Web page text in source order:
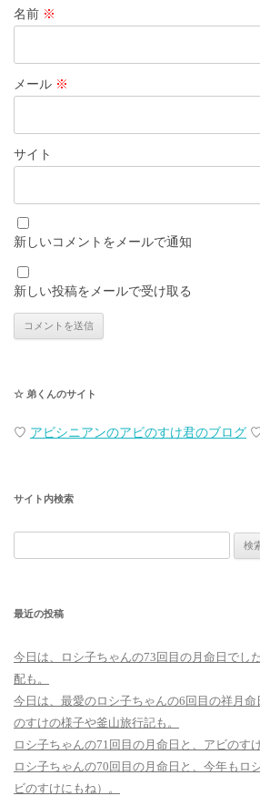
名前 ※
メール ※
サイト
新しいコメントをメールで通知
新しい投稿をメールで受け取る
☆ 弟くんのサイト
♡ アビシニアンのアビのすけ君のブログ
サイト内検索
索:
最近の投稿
今日は、ロシ子ちゃんの73回目の月命日でし
配も。
今日は、最愛のロシ子ちゃんの6回目の祥月
のすけの様子や釜山旅行記も。
ロシ子ちゃんの71回目の月命日と、アビのす
ロシ子ちゃんの70回目の月命日と、今年もロ
ビのすけにもね）。